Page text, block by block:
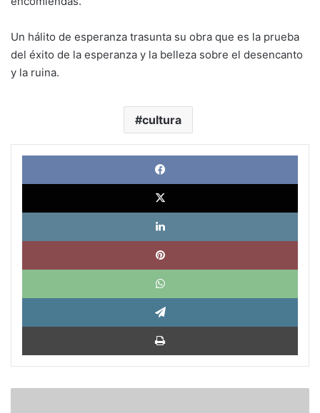
Un hálito de esperanza trasunta su obra que es la prueba
del éxito de la esperanza y la belleza sobre el desencanto
y la ruina.
cultura
X